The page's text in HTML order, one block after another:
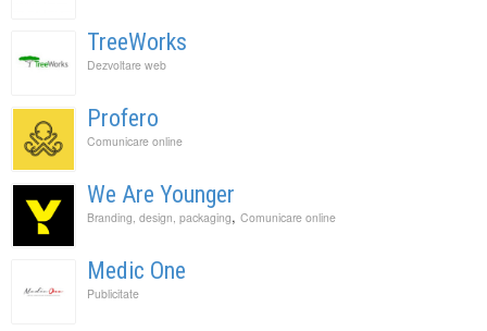
TreeWorks
Dezvoltare web
Profero
Comunicare online
We Are Younger
Branding, design, packaging, Comunicare online
Medic One
Publicitate